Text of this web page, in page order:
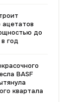
ацетатов
до
год
BASF
квартала